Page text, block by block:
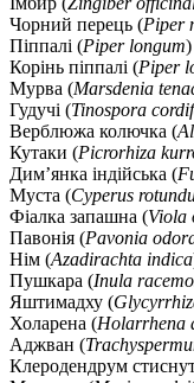
Чорний перець (Piper
Піппалі (Piper longum
Корінь піппалі (Piper
Мурва (Marsdenia
Гудучі (Tinospora
Верблюжа колючка (
Кутаки (Picrorhiza
Дим’янка індійська (
Муста (Cyperus
Фіалка запашна (Viola
Павонія (Pavonia
Нім (Azadirachta indica
Пушкара (Inula
Яштимадху (
Холарена (Holarrhena
Аджван (
Клеродендрум